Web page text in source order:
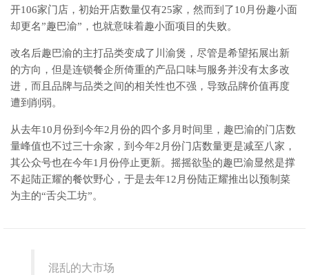
开106家门店，初始开店数量仅有25家，然而到了10月份趣小面
却更名”趣巴渝”，也就意味着趣小面项目的失败。
改名后趣巴渝的主打品类变成了川渝煲，尽管是希望拓展出新
的方向，但是连锁餐企所倚重的产品口味与服务并没有太多改
进，而且品牌与品类之间的相关性也不强，导致品牌价值再度
遭到削弱。
从去年10月份到今年2月份的四个多月时间里，趣巴渝的门店数
量峰值也不过三十余家，到今年2月份门店数量更是减至八家，
其公众号也在今年1月份停止更新。摇摇欲坠的趣巴渝显然是撑
不起陆正耀的餐饮野心，于是去年12月份陆正耀推出以预制菜
为主的“舌尖工坊”。
混乱的大市场